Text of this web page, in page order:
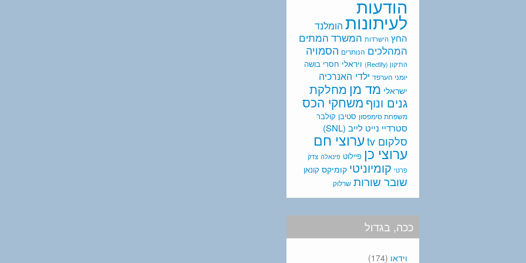
הודעות
לעיתונות הומלנד
החץ הישרדות המשרד המתים
המהלכים הנותרים הסמויה
התיקון (Rectify) ויראלי חסרי בושה
יומני הערפד ילדי האנרכיה
ישראלי מד מן מחלקת
גנים ונוף משחקי הכס
משפחת סימפסון סטיבן קולבר
סטרדיי נייט לייב (SNL)
סלקום tv ערוצי חם
ערוצי כן פיילוט פינאלה צדק
פרטי קומיוניטי קומיקס קונאן
שובר שורות שרלוק
ככה, בגדול
וידאו (174)